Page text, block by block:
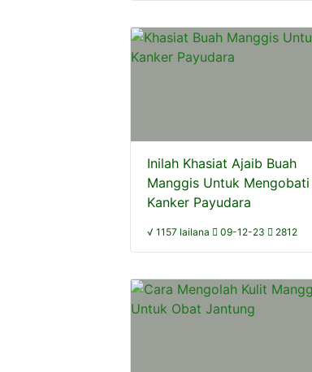
Inilah Khasiat Ajaib Buah
Manggis Untuk Mengobati
Kanker Payudara
√ 1157 lailana 09-12-23 2812